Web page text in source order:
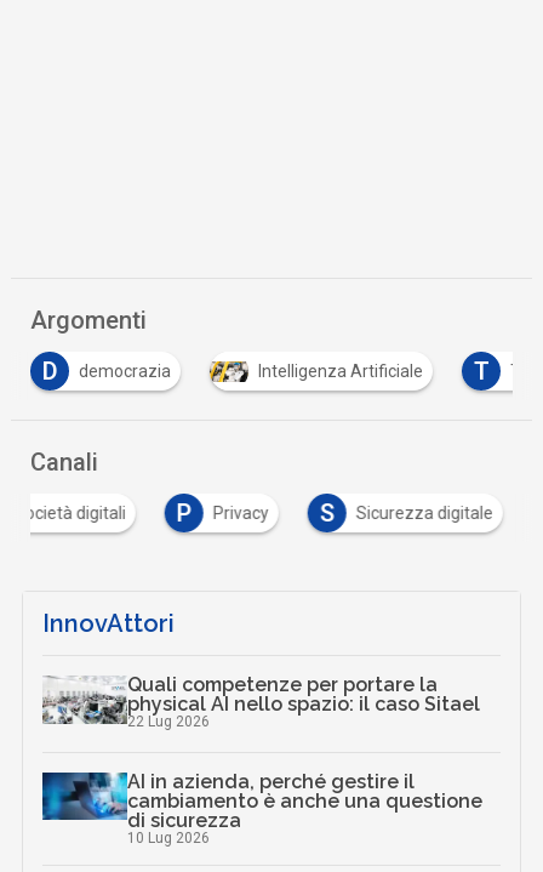
Argomenti
D
democrazia Intelligenza Artificiale T
Canali
società digitali P Privacy S Sicurezza digitale
InnovAttori
Quali competenze per portare la
physical AI nello spazio: il caso Sitael
22 Lug 2026
AI in azienda, perché gestire il
cambiamento è anche una questione
di sicurezza
10 Lug 2026